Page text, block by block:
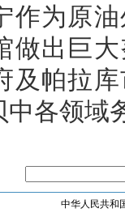
作为原
做出巨
及帕拉
各领域
中华人民共和